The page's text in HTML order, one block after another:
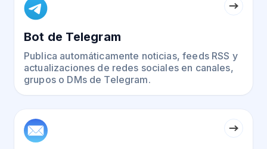
Bot de Telegram
Publica automáticamente noticias, feeds RSS y
actualizaciones de redes sociales en canales,
grupos o DMs de Telegram.